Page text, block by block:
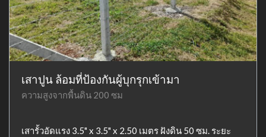
เสาปูน ล้อมที่ป้องกันผู้บุกรุกเข้ามา
ความสูงจากพื้นดิน 200 ซม
เสารั้วอัดแรง 3.5" x 3.5" x 2.50 เมตร ฝังดิน 50 ซม. ระยะ